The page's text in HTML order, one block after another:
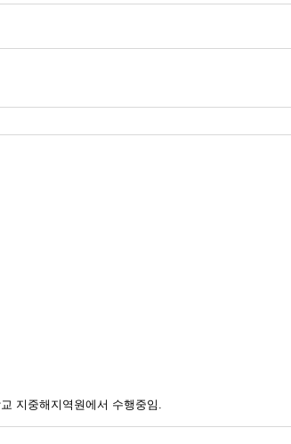
지중해지역원에서 수행중임.